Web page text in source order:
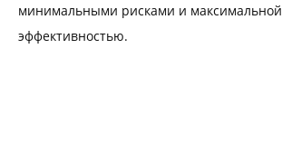
минимальными рисками и максимальной
эффективностью.